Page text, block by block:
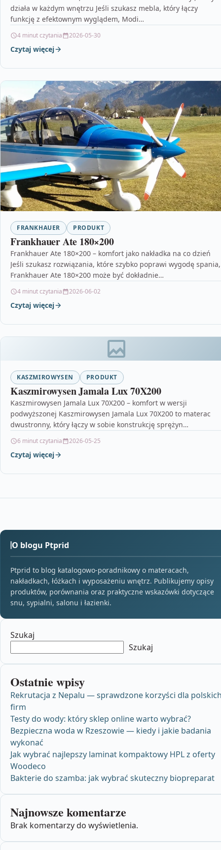
działa w każdym wnętrzu Jeśli szukasz mebla, który łączy
funkcję z efektownym wyglądem, Modi…
4 minut czytania 2026-05-30
Czytaj więcej
FRANKHAUER PRODUKT
Frankhauer Ate 180×200
Frankhauer Ate 180×200 – komfort jako nakładka na co dzień
Jeśli szukasz rozwiązania, które szybko poprawi wygodę spania,
Frankhauer Ate 180×200 może być dokładnie…
4 minut czytania 2026-06-02
Czytaj więcej
KASZMIROWYSEN PRODUKT
Kaszmirowysen Jamala Lux 70X200
Kaszmirowysen Jamala Lux 70X200 – komfort w wersji
podwyższonej Kaszmirowysen Jamala Lux 70X200 to materac
dwustronny, który łączy w sobie konstrukcję sprężyn
6 minut czytania 2026-05-25
Czytaj więcej
O blogu Ptprid
Ptprid to blog katalogowo-poradnikowy o materacach,
nakładkach, łóżkach i wyposażeniu wnętrz. Publikujemy opisy
produktów, porównania oraz praktyczne wskazówki dotyczące
snu, sypialni, salonu i łazienki.
Szukaj
Szukaj
Ostatnie wpisy
Rekrutacja z Nepalu — sprawdzone korzyści dla
firm
Testy do wody: który sklep online warto wybrać?
Bezpieczna woda w Rzeszowie — kiedy i jakie badania
wykonać
Jak wybrać najlepszy laminat kompaktowy HPL z oferty
Woodeco
Bakterie do szamba: jak wybrać skuteczny biopreparat
Najnowsze komentarze
Brak komentarzy do wyświetlenia.